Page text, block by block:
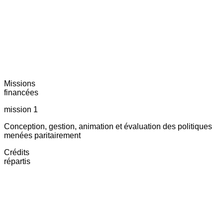
Missions
financées
mission 1
Conception, gestion, animation et évaluation des politiques
menées paritairement
Crédits
répartis